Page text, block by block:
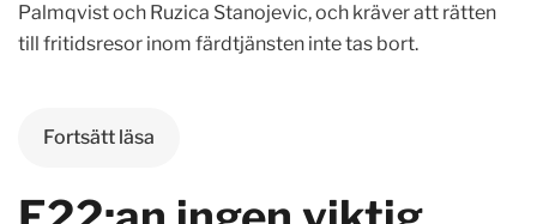
Palmqvist och Ruzica Stanojevic, och kräver att rätten
till fritidsresor inom färdtjänsten inte tas bort.
Fortsätt läsa